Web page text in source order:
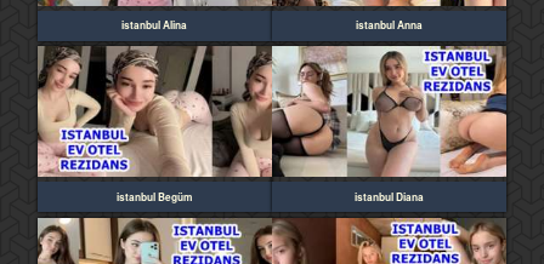
istanbul Alina istanbul Anna
istanbul Begüm istanbul Diana